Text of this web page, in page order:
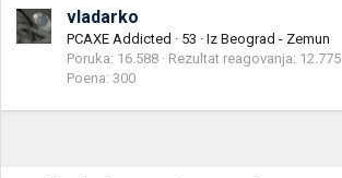
vladarko
PCAXE Addicted · 53 · Iz Beograd - Zemun
Poruka 16.588 Rezultat reagovanja 12.775
Poena 300